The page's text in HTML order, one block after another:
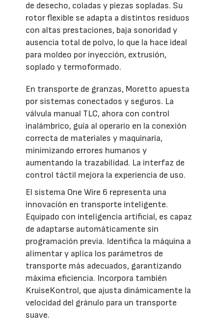
de desecho, coladas y piezas sopladas. Su
rotor flexible se adapta a distintos residuos
con altas prestaciones, baja sonoridad y
ausencia total de polvo, lo que la hace ideal
para moldeo por inyección, extrusión,
soplado y termoformado.
En transporte de granzas, Moretto apuesta
por sistemas conectados y seguros. La
válvula manual TLC, ahora con control
inalámbrico, guía al operario en la conexión
correcta de materiales y maquinaria,
minimizando errores humanos y
aumentando la trazabilidad. La interfaz de
control táctil mejora la experiencia de uso.
El sistema One Wire 6 representa una
innovación en transporte inteligente.
Equipado con inteligencia artificial, es capaz
de adaptarse automáticamente sin
programación previa. Identifica la máquina a
alimentar y aplica los parámetros de
transporte más adecuados, garantizando
máxima eficiencia. Incorpora también
KruiseKontrol, que ajusta dinámicamente la
velocidad del gránulo para un transporte
suave.